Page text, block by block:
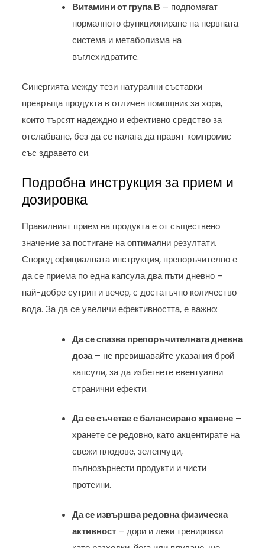
Витамини от група В – подпомагат
нормалното функциониране на нервната
система и метаболизма на
въглехидратите.
Синергията между тези натурални съставки
превръща продукта в отличен помощник за хора,
които търсят надеждно и ефективно средство за
отслабване, без да се налага да правят компромис
със здравето си.
Подробна инструкция за прием и
дозировка
Правилният прием на продукта е от съществено
значение за постигане на оптимални резултати.
Според официалната инструкция, препоръчително е
да се приема по една капсула два пъти дневно –
най-добре сутрин и вечер, с достатъчно количество
вода. За да се увеличи ефективността, е важно:
Да се спазва препоръчителната дневна
доза– не превишавайте указания брой
капсули, за да избегнете евентуални
странични ефекти.
Да се съчетае с балансирано хранене –
хранете се редовно, като акцентирате на
свежи плодове, зеленчуци,
пълнозърнести продукти и чисти
протеини.
Да се извършва редовна физическа
активност – дори и леки тренировки